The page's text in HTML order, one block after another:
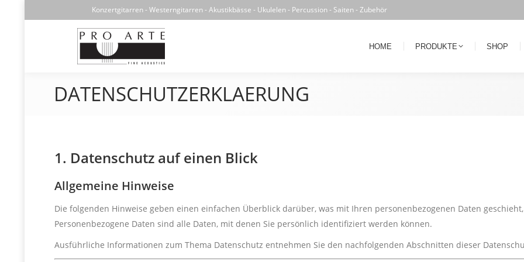
Konzertgitarren - Westerngitarren - Akustikbässe - Ukulelen - Percussion - Saiten - Zubehör
HOME PRODUKTE SHOP
DATENSCHUTZERKLAERUNG
1. Datenschutz auf einen Blick
Allgemeine Hinweise
Die folgenden Hinweise geben einen einfachen Überblick darüber, was mit Ihren personenbezogenen Daten
Personenbezogene Daten sind alle Daten, mit denen Sie persönlich identifiziert werden können.
Ausführliche Informationen zum Thema Datenschutz entnehmen Sie den nachfolgenden Abschnitten dieser
HOME PRODUKTE SHOP